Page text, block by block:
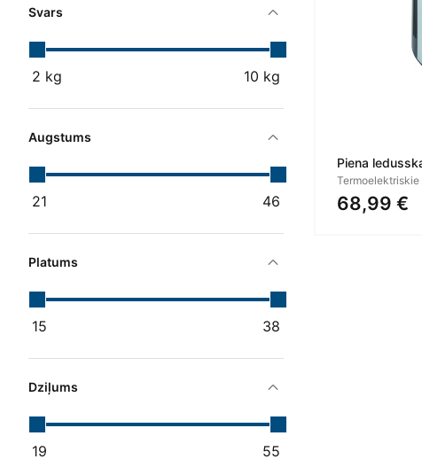
Svars
2 kg 10 kg
Augstums
21 46
Platums
15 38
Dziļums
19 55
Piena
Termoelektriskie
68,99 €